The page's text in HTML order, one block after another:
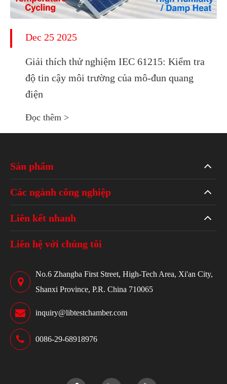
Dec 25 2025
Giải thích thử nghiệm IEC 61215: Kiểm tra
độ tin cậy môi trường của mô-đun quang
điện
Đọc thêm >
Sản phẩm
Các ngành công nghiệp
Liên kết nhanh
Liên hệ với chúng tôi
No.6 Zhangba First Street, High-Tech Area, Xi'an City,
Shanxi Province, P.R. China 710065
inquiry@libtestchamber.com
0086-29-68918976